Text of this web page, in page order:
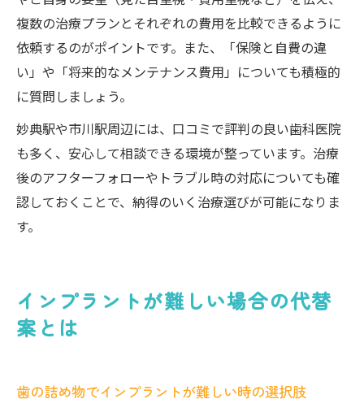
複数の治療プランとそれぞれの費用を比較できるように
依頼するのがポイントです。また、「保険と自費の違
い」や「将来的なメンテナンス費用」についても積極的
に質問しましょう。
妙典駅や市川駅周辺には、口コミで評判の良い歯科医院
も多く、安心して相談できる環境が整っています。治療
後のアフターフォローやトラブル時の対応についても確
認しておくことで、納得のいく治療選びが可能になりま
す。
インプラントが難しい場合の代替
案とは
歯の詰め物でインプラントが難しい時の選択肢